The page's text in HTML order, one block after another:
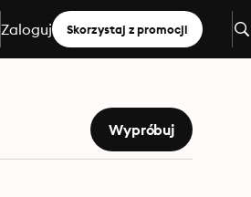
Zaloguj Skorzystaj z promocji
Wypróbuj